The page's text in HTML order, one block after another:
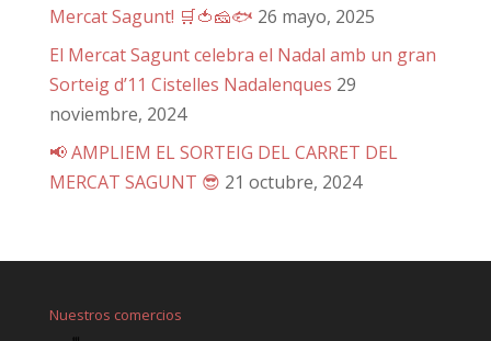
Mercat Sagunt! 🛒🍅🧀🐟 26 mayo, 2025
El Mercat Sagunt celebra el Nadal amb un gran
Sorteig d’11 Cistelles Nadalenques 29
noviembre, 2024
📢 AMPLIEM EL SORTEIG DEL CARRET DEL
MERCAT SAGUNT 😎 21 octubre, 2024
Nuestros comercios